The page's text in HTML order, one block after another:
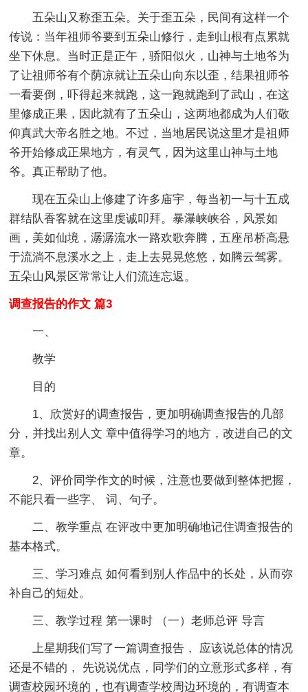
五朵山又称歪五朵。关于歪五朵，民间有这样一个
传说：当年祖师爷要到五朵山修行，走到山根有点累就
坐下休息。当时正是正午，骄阳似火，山神与土地爷为
了让祖师爷有个荫凉就让五朵山向东以歪，结果祖师爷
一看要倒，吓得起来就跑，这一跑就跑到了武山，在这
里修成正果，因此就有了五朵山，这两地都成为人们敬
仰真武大帝名胜之地。不过，当地居民说这里才是祖师
爷开始修成正果地方，有灵气，因为这里山神与土地
爷。真正帮助了他。
现在五朵山上修建了许多庙宇，每当初一与十五成
群结队香客就在这里虔诚叩拜。暴瀑峡峡谷，风景如
画，美如仙境，潺潺流水一路欢歌奔腾，五座吊桥高悬
于流淌不息溪水之上，走上去晃晃悠悠，如腾云驾雾。
五朵山风景区常常让人们流连忘返。
调查报告的作文 篇3
一、
教学
目的
1、欣赏好的调查报告，更加明确调查报告的几部
分，并找出别人文 章中值得学习的地方，改进自己的文
章。
2、评价同学作文的时候，注意也要做到整体把握，
不能只看一些字、 词、句子。
二、教学重点 在评改中更加明确地记住调查报告的
基本格式。
三、学习难点 如何看到别人作品中的长处，从而弥
补自己的短处。
三、教学过程 第一课时 （一）老师总评 导言
上星期我们写了一篇调查报告， 应该说总体的情况
还是不错的， 先说说优点，同学们的立意形式多样，有
调查校园环境的，也有调查学校周边环境的，有调查本